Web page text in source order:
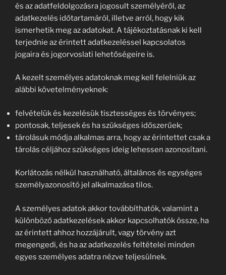
és az adatfeldolgozásra jogosult személyéről, az
adatkezelés időtartamáról, illetve arról, hogy kik
ismerhetik meg az adatokat. A tájékoztatásnak ki kell
terjednie az érintett adatkezeléssel kapcsolatos
jogaira és jogorvoslati lehetőségeire is.
A kezelt személyes adatoknak meg kell felelniük az
alábbi követelményeknek:
felvételük és kezelésük tisztességes és törvényes;
pontosak, teljesek és ha szükséges időszerűek;
tárolásuk módja alkalmas arra, hogy az érintettet csak a
tárolás céljához szükséges ideig lehessen azonosítani.
Korlátozás nélkül használható, általános és egységes
személyazonosító jel alkalmazása tilos.
A személyes adatok akkor továbbíthatók, valamint a
különböző adatkezelések akkor kapcsolhatók össze, ha
az érintett ahhoz hozzájárult, vagy törvény azt
megengedi, és ha az adatkezelés feltételei minden
egyes személyes adatra nézve teljesülnek.